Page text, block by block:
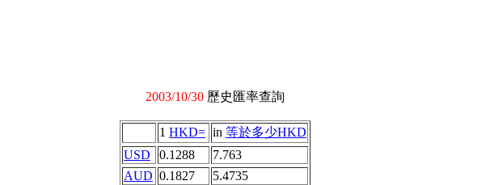
2003/10/30 歷史匯率查詢
1 HKD= in 等於多少HKD
USD
0.1288
7.763
AUD 0.1827
5.4735